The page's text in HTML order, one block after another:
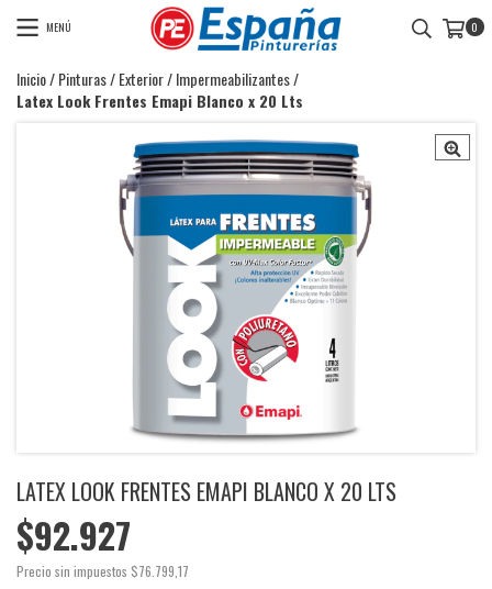
MENÚ 0
Inicio/Pinturas/Exterior/Impermeabilizantes/
Latex Look Frentes Emapi Blanco x 20 Lts
LATEX LOOK FRENTES EMAPI BLANCO X 20 LTS
$92.927
Precio sin impuestos $76.799,17